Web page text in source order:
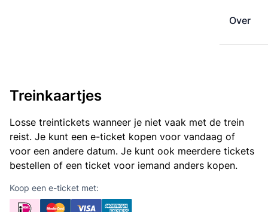
Over
Treinkaartjes
Losse treintickets wanneer je niet vaak met de trein
reist. Je kunt een e-ticket kopen voor vandaag of
voor een andere datum. Je kunt ook meerdere tickets
bestellen of een ticket voor iemand anders kopen.
Koop een e-ticket met: